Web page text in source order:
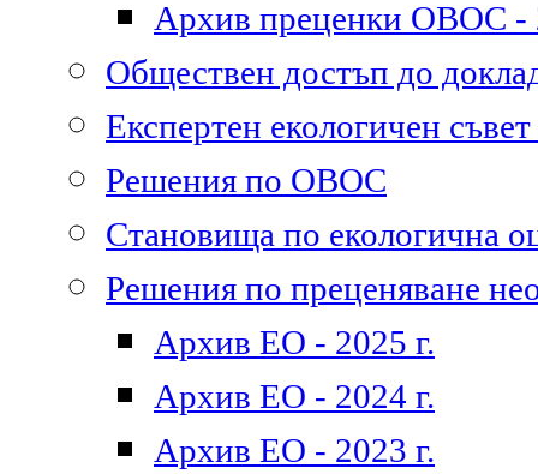
Архив преценки ОВОС -
Обществен достъп до
Експертен екологичен
Решения по ОВОС
Становища по екологична
Решения по преценяване
Архив ЕО - 2025 г.
Архив ЕО - 2024 г.
Архив ЕО - 2023 г.